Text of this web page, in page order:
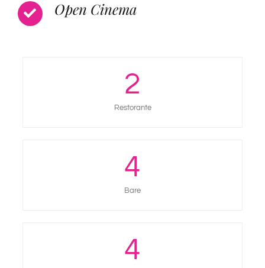
Open Cinema
2
Restorante
4
Bare
4